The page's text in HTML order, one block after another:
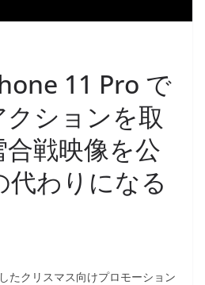
11 Pro で
ションを取
合戦映像を公
代わりになる
たクリスマス向けプロモーション